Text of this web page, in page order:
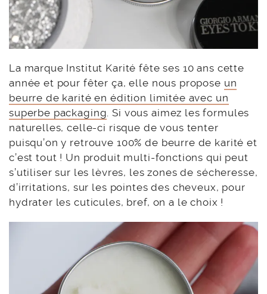
La marque Institut Karité fête ses 10 ans cette
année et pour fêter ça, elle nous propose un
beurre de karité en édition limitée avec un
superbe packaging. Si vous aimez les formules
naturelles, celle-ci risque de vous tenter
puisqu’on y retrouve 100% de beurre de karité et
c’est tout ! Un produit multi-fonctions qui peut
s’utiliser sur les lèvres, les zones de sécheresse,
d’irritations, sur les pointes des cheveux, pour
hydrater les cuticules, bref, on a le choix !